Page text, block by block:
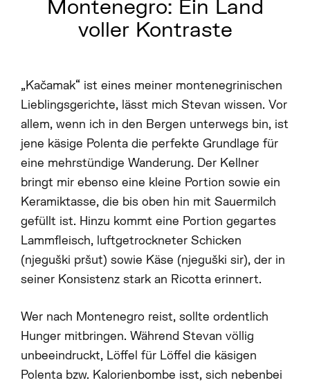
Montenegro: Ein Land
voller Kontraste
„Kačamak“ ist eines meiner montenegrinischen
Lieblingsgerichte, lässt mich Stevan wissen. Vor
allem, wenn ich in den Bergen unterwegs bin, ist
jene käsige Polenta die perfekte Grundlage für
eine mehrstündige Wanderung. Der Kellner
bringt mir ebenso eine kleine Portion sowie ein
Keramiktasse, die bis oben hin mit Sauermilch
gefüllt ist. Hinzu kommt eine Portion gegartes
Lammfleisch, luftgetrockneter Schicken
(njeguški pršut) sowie Käse (njeguški sir), der in
seiner Konsistenz stark an Ricotta erinnert.
Wer nach Montenegro reist, sollte ordentlich
Hunger mitbringen. Während Stevan völlig
unbeeindruckt, Löffel für Löffel die käsigen
Polenta bzw. Kalorienbombe isst, sich nebenbei